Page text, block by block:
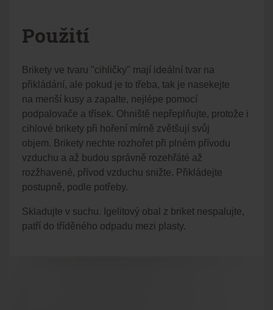
Použití
Brikety ve tvaru "cihličky" mají ideální tvar na
přikládání, ale pokud je to třeba, tak je nasekejte
na menší kusy a zapalte, nejlépe pomocí
podpalovače a třísek. Ohniště nepřeplňujte, protože i
cihlové brikety při hoření mírně zvětšují svůj
objem. Brikety nechte rozhořet při plném přívodu
vzduchu a až budou správně rozehřáté až
rozžhavené, přívod vzduchu snižte. Přikládejte
postupně, podle potřeby.
Skladujte v suchu. Igelitový obal z briket nespalujte,
patří do tříděného odpadu mezi plasty.